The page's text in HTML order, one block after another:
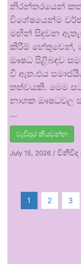
නිරන්තරයෙන්
විශේෂයෙන්ම
මඟින් සිදුවන
කිරීම් හේතුවෙන්,
ඖෂධ පිළිබඳව
වී ඇත.එය
තත්වයකි. මෙම
නාශක ඖෂධවල
…
වැඩිපුර කියවන්න
July 15, 2026 / විනිවිද
1 2 3